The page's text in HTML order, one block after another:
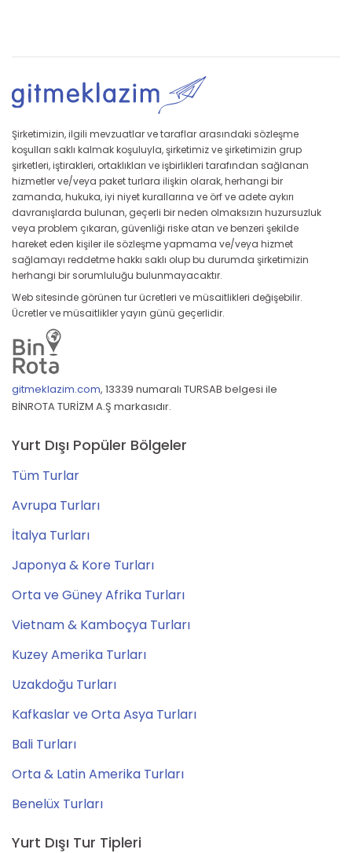
Şirketimizin, ilgili mevzuatlar ve taraflar arasındaki sözleşme
koşulları saklı kalmak koşuluyla, şirketimiz ve şirketimizin grup
şirketleri, iştirakleri, ortaklıkları ve işbirlikleri tarafından sağlanan
hizmetler ve/veya paket turlara ilişkin olarak, herhangi bir
zamanda, hukuka, iyi niyet kurallarına ve örf ve adete aykırı
davranışlarda bulunan, geçerli bir neden olmaksızın huzursuzluk
veya problem çıkaran, güvenliği riske atan ve benzeri şekilde
hareket eden kişiler ile sözleşme yapmama ve/veya hizmet
sağlamayı reddetme hakkı saklı olup bu durumda şirketimizin
herhangi bir sorumluluğu bulunmayacaktır.
Web sitesinde görünen tur ücretleri ve müsaitlikleri değişebilir.
Ücretler ve müsaitlikler yayın günü geçerlidir.
gitmeklazim.com, 13339 numaralı TURSAB belgesi ile
BİNROTA TURİZM A.Ş markasıdır.
Yurt Dışı Popüler Bölgeler
Tüm Turlar
Avrupa Turları
İtalya Turları
Japonya & Kore Turları
Orta ve Güney Afrika Turları
Vietnam & Kamboçya Turları
Kuzey Amerika Turları
Uzakdoğu Turları
Kafkaslar ve Orta Asya Turları
Bali Turları
Orta & Latin Amerika Turları
Benelüx Turları
Yurt Dışı Tur Tipleri